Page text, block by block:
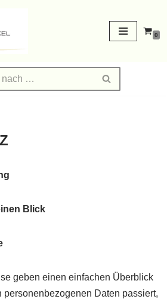
0
Blick
geben einen einfachen Überblick
personenbezogenen Daten passiert,